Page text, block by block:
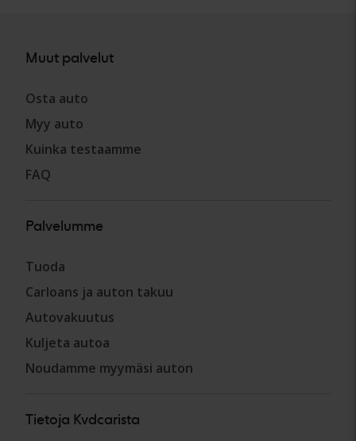
Muut palvelut
Osta auto
Myy auto
Kuinka testaamme
FAQ
Palvelumme
Tuoda
Carloans ja auton takuu
Autovakuutus
Kuljeta autoa
Noudamme myymäsi auton
Tietoja Kvdcarista